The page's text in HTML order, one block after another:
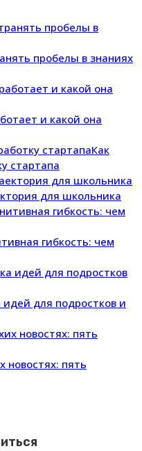
пробелы в знаниях
и какой она
Как
стартапа
для школьника
гибкость: чем
для подростков и
новостях: пять